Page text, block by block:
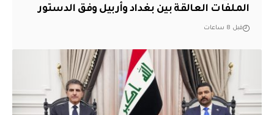
الملفات العالقة بين بغداد وأربيل وفق الدستور
قبل 8 ساعات